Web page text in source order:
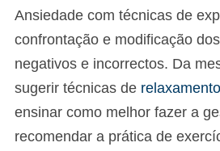
Ansiedade com técnicas de
confrontação e modificação
negativos e incorrectos. Da
sugerir técnicas de relaxamento
ensinar como melhor fazer a
recomendar a prática de